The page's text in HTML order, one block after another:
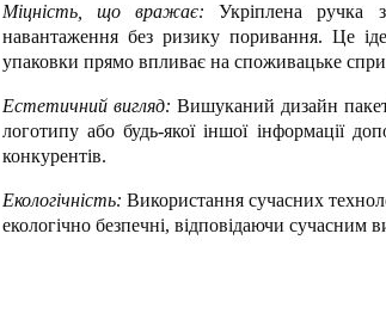
Міцність, що вражає: Укріплена ручка
навантаження без ризику поривання. Це
упаковки прямо впливає на споживацьке
Естетичний вигляд: Вишуканий дизайн
логотипу або будь-якої іншої інформації
конкурентів.
Екологічність: Використання сучасних
екологічно безпечні, відповідаючи сучасним